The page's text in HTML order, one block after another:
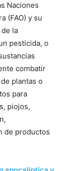
Naciones
(FAO) y su
la
pesticida, o
combatir
plantas o
para
piojos,
de productos